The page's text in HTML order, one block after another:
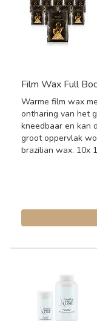
Film Wax Full
Warme film wax
ontharing van het
kneedbaar en kan
groot oppervlak
brazilian wax. 10x